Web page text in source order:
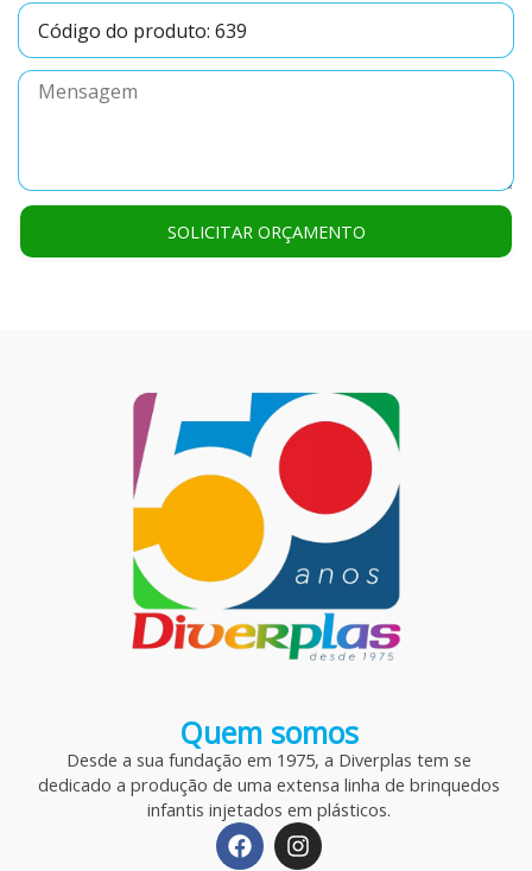
Código
produto
Mensagem
SOLICITAR ORÇAMENTO
Quem somos
Desde a sua fundação em 1975, a Diverplas tem se
dedicado a produção de uma extensa linha de brinquedos
infantis injetados em plásticos.
F
a
I
n